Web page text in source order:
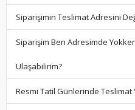
Siparişimin Teslimat Adresini
Siparişim Ben Adresimde
Ulaşabilirim?
Resmi Tatil Günlerinde Teslimat